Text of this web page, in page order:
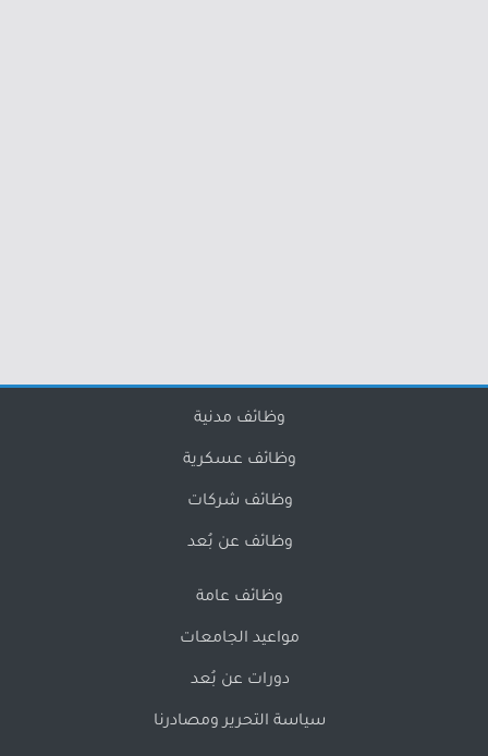
وظائف مدنية
وظائف عسكرية
وظائف شركات
وظائف عن بُعد
وظائف عامة
مواعيد الجامعات
دورات عن بُعد
سياسة التحرير ومصادرنا